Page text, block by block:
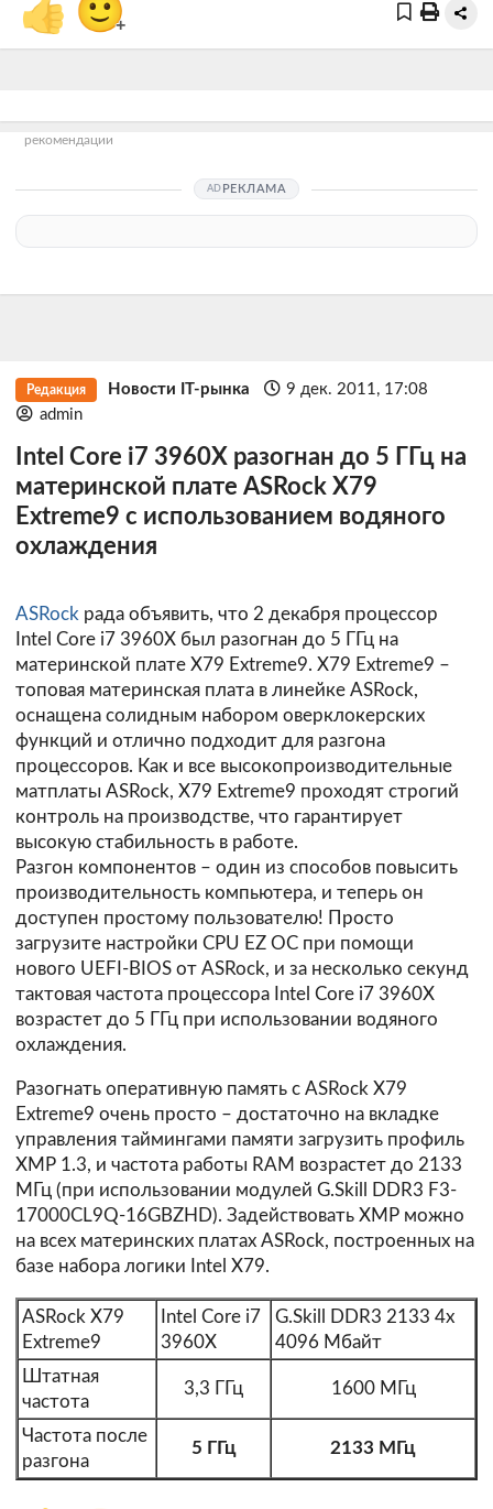
👍 🙂+
рекомендации
РЕКЛАМА
Редакция Новости IT-рынка
9 дек. 2011, 17:08
admin
Intel Core i7 3960X разогнан до 5 ГГц на
материнской плате ASRock X79
Extreme9 с использованием водяного
охлаждения
ASRock рада объявить, что 2 декабря процессор
Intel Core i7 3960X был разогнан до 5 ГГц на
материнской плате X79 Extreme9. X79 Extreme9 –
топовая материнская плата в линейке ASRock,
оснащена солидным набором оверклокерских
функций и отлично подходит для разгона
процессоров. Как и все высокопроизводительные
матплаты ASRock, X79 Extreme9 проходят строгий
контроль на производстве, что гарантирует
высокую стабильность в работе.
Разгон компонентов – один из способов повысить
производительность компьютера, и теперь он
доступен простому пользователю! Просто
загрузите настройки CPU EZ OC при помощи
нового UEFI-BIOS от ASRock, и за несколько секунд
тактовая частота процессора Intel Core i7 3960X
возрастет до 5 ГГц при использовании водяного
охлаждения.
Разогнать оперативную память с ASRock X79
Extreme9 очень просто – достаточно на вкладке
управления таймингами памяти загрузить профиль
XMP 1.3, и частота работы RAM возрастет до 2133
МГц (при использовании модулей G.Skill DDR3 F3-
17000CL9Q-16GBZHD). Задействовать XMP можно
на всех материнских платах ASRock, построенных на
базе набора логики Intel X79.
ASRock X79
Extreme9
Intel Core i7
3960X
G.Skill DDR3 2133 4x
4096 Мбайт
Штатная
частота
3,3 ГГц 1600 МГц
Частота после
разгона
5 ГГц 2133 МГц